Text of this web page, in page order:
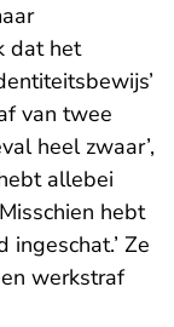
dat het
van twee
heel zwaar’,
allebei
hebt
Ze
werkstraf